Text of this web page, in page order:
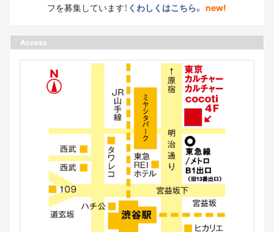
フを募集しています！ くわしくはこちら。 new!
Access